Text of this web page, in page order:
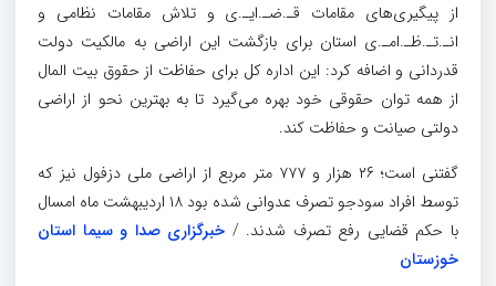
از پیگیری‌های مقامات قـ.ضـ.ایـ.ی و تلاش مقامات نظامی و
انـ.تـ.ظـ.امـ.ی استان برای بازگشت این اراضی به مالکیت دولت
قدردانی و اضافه کرد: این اداره کل برای حفاظت از حقوق بیت المال
از همه توان حقوقی خود بهره می‌گیرد تا به بهترین نحو از اراضی
دولتی صیانت و حفاظت کند.
گفتنی است؛ ۲۶ هزار و ۷۷۷ متر مربع از اراضی ملی دزفول نیز که
توسط افراد سودجو تصرف عدوانی شده بود ۱۸ اردیبهشت ماه امسال
با حکم قضایی رفع تصرف شدند. / خبرگزاری صدا و سیما استان
خوزستان